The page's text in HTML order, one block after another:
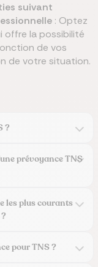
suivant
: Optez
offre la possibilité
de vos
de votre situation.
?
prévoyance TNS
les plus courants
pour TNS ?